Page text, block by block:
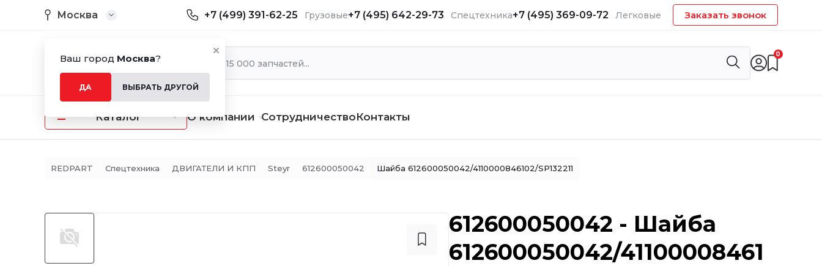
Ваш город Москва?
ДА ВЫБРАТЬ ДРУГОЙ
Москва +7 (499) 391-62-25 Грузовые+7 (495) 642-29-73 Спецтехника+7 (495) 369-09-72 Легковые Заказать звонок
0
Каталог О компании СотрудничествоКонтакты
REDPART Спецтехника ДВИГАТЕЛИ И КПП Steyr 612600050042 Шайба 612600050042/4110000846102/SP132211
612600050042 - Шайба
612600050042/41100008461